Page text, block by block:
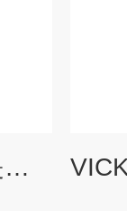
VICKERS比例阀核心是采用了比例电磁铁